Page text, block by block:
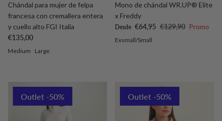
Chándal para mujer de felpa
francesa con cremallera entera
y cuello alto FGI Italia
Precio normal
€135,00
Medium Large
Mono de chándal WR.UP® Elite
x Freddy
Precio de venta
Desde €64,95 Precio normal
€129,90 Promo
Exsmall/Small
Outlet -50% Outlet -50%